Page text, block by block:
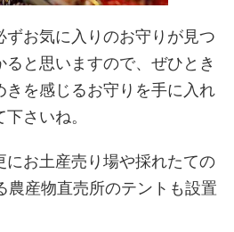
ずお気に入りのお守りが見つ
ると思いますので、ぜひとき
きを感じるお守りを手に入れ
下さいね。
にお土産売り場や採れたての
農産物直売所のテントも設置